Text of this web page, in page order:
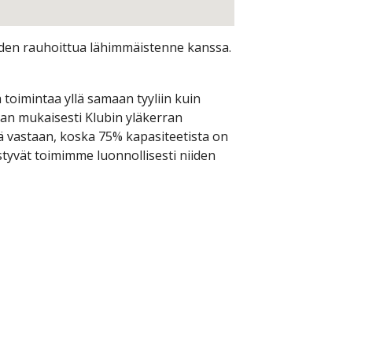
rauhoittua lähimmäistenne kanssa.
yllä samaan tyyliin kuin
mukaisesti Klubin yläkerran
koska 75% kapasiteetista on
toimimme luonnollisesti niiden